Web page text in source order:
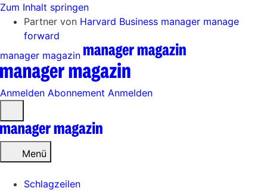
Zum Inhalt springen
Partner von Harvard Business manager manage
forward
manager magazin
Anmelden Abonnement Anmelden
öffnen
Menü
Schlagzeilen